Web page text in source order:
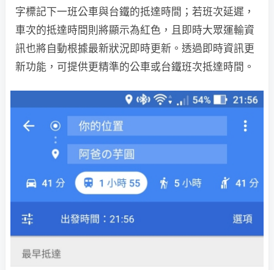
字標記下一班公車與台鐵的抵達時間；若班次延遲，
車次的抵達時間則將顯示為紅色，且即時大眾運輸資
訊也將自動根據最新狀況即時更新。透過即時資訊更
新功能，可提供更精準的公車或台鐵班次抵達時間。